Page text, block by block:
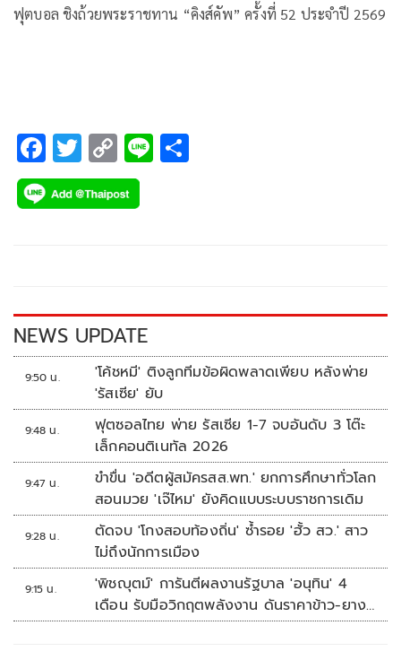
ฟุตบอล ชิงถ้วยพระราชทาน “คิงส์คัพ” ครั้งที่ 52 ประจำปี 2569
F
ac
e
k
T
wi
tt
C
o
p
k
Li
NEWS UPDATE
9:50 น.
'โค้ชหมี' ติงลูกทีมข้อผิดพลาดเพียบ หลังพ่าย
'รัสเซีย' ยับ
9:48 น.
ฟุตซอลไทย พ่าย รัสเซีย 1-7 จบอันดับ 3 โต๊ะ
เล็กคอนติเนทัล 2026
9:47 น.
ขำขื่น 'อดีตผู้สมัครสส.พท.' ยกการศึกษาทั่วโลก
สอนมวย 'เจ๊ไหม' ยังคิดแบบระบบราชการเดิม
9:28 น.
ตัดจบ 'โกงสอบท้องถิ่น' ซ้ำรอย 'ฮั้ว สว.' สาว
ไม่ถึงนักการเมือง
9:15 น.
'พิชญุตม์' การันตีผลงานรัฐบาล 'อนุทิน' 4
เดือน รับมือวิกฤตพลังงาน ดันราคาข้าว-ยาง-
ปาล์ม พุ่งต่อเนื่อง พร้อมอัดมาตรการช่วยลด